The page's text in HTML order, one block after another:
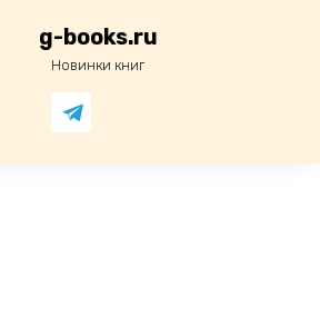
g-books.ru
Новинки книг